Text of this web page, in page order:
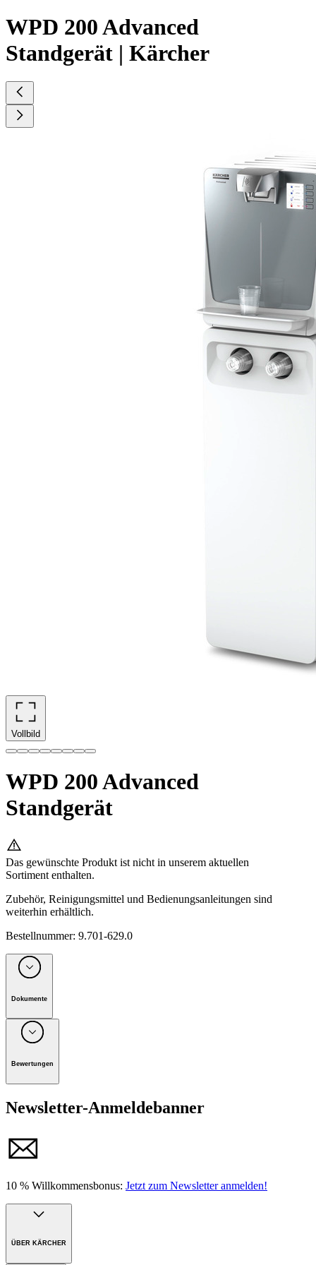
WPD 200 Advanced
Standgerät | Kärcher
Vollbild
WPD 200 Advanced
Standgerät
Das gewünschte Produkt ist nicht in unserem aktuellen
Sortiment enthalten.
Zubehör, Reinigungsmittel und Bedienungsanleitungen sind
weiterhin erhältlich.
Bestellnummer: 9.701-629.0
Dokumente
Unternehmen: Alfred Kärcher Vertriebs-GmbH, D-71364
Winnenden
Produktinformationen
Bewertungen
Newsletter-Anmeldebanner
10 % Willkommensbonus: Jetzt zum Newsletter anmelden!
ÜBER KÄRCHER